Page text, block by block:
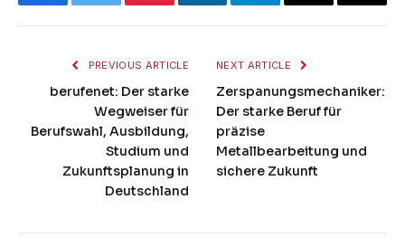
FacebookTwitter PinterestLinkedInTelegramEmail
Copy
PREVIOUS ARTICLE
berufenet: Der starke
Wegweiser für
Berufswahl, Ausbildung,
Studium und
Zukunftsplanung in
Deutschland
NEXT ARTICLE
Zerspanungsmechaniker:
Der starke Beruf für
präzise
Metallbearbeitung und
sichere Zukunft